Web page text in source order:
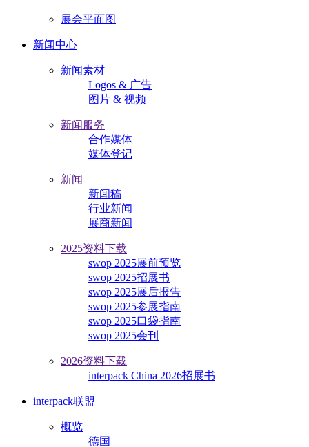
展会平面图
新闻中心
新闻素材
Logos & 广告
图片 & 视频
新闻服务
合作媒体
媒体登记
新闻
新闻稿
行业新闻
展商新闻
2025资料下载
swop 2025展前预览
swop 2025招展书
swop 2025展后报告
swop 2025参展指南
swop 2025口袋指南
swop 2025会刊
2026资料下载
interpack China 2026招展书
interpack联盟
概览
德国